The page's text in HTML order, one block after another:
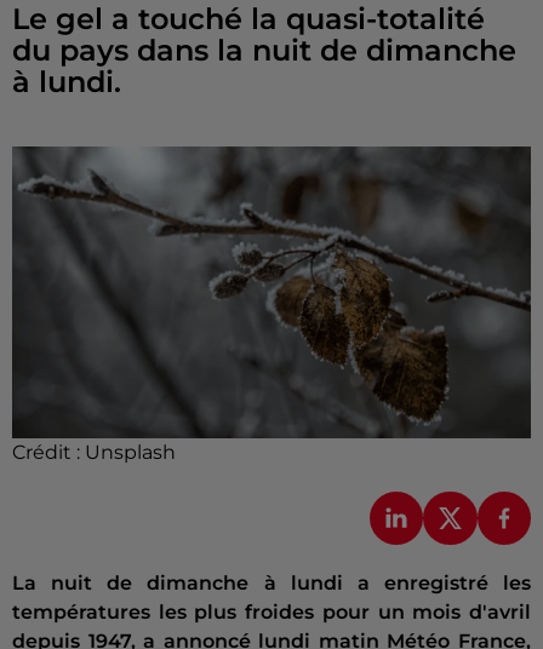
Le gel a touché la quasi-totalité
du pays dans la nuit de dimanche
à lundi.
Crédit : Unsplash
La nuit de dimanche à lundi a enregistré les
températures les plus froides pour un mois d'avril
depuis 1947, a annoncé lundi matin Météo France,